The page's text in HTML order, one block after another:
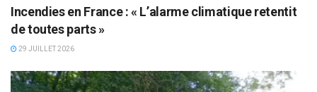
Incendies en France : « L’alarme climatique retentit
de toutes parts »
29 JUILLET 2026